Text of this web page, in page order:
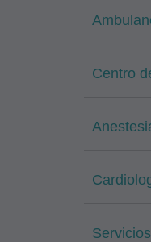
Centro